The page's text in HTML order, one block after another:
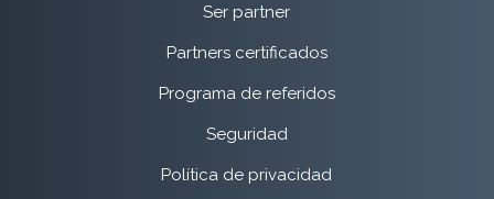
Ser partner
Partners certificados
Programa de referidos
Seguridad
Política de privacidad